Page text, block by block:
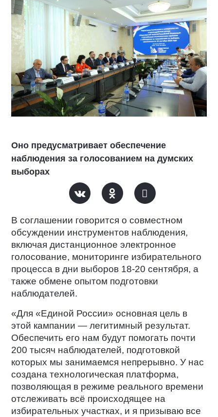
Оно предусматривает обеспечение
наблюдения за голосованием на думских
выборах
В соглашении говорится о совместном
обсуждении инструментов наблюдения,
включая дистанционное электронное
голосование, мониторинге избирательного
процесса в дни выборов 18-20 сентября, а
также обмене опытом подготовки
наблюдателей.
«Для «Единой России» основная цель в
этой кампании — легитимный результат.
Обеспечить его нам будут помогать почти
200 тысяч наблюдателей, подготовкой
которых мы занимаемся непрерывно. У нас
создана технологическая платформа,
позволяющая в режиме реального времени
отслеживать всё происходящее на
избирательных участках, и я призываю все